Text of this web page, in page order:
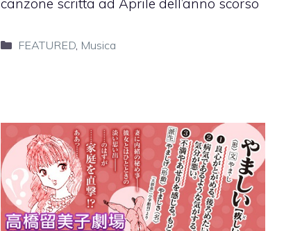
Categorie
FEATURED Musica